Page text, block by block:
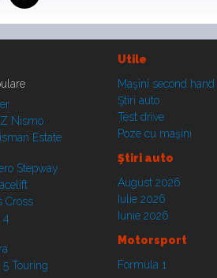
Utile
Nismo
Estate
Stepway
Cross
4
Touring
Maşini second hand
Ştiri auto
Test drive
Poze cu maşini
Ştiri auto
August 2026
Iulie 2026
Iunie 2026
Motorsport
Formula 1